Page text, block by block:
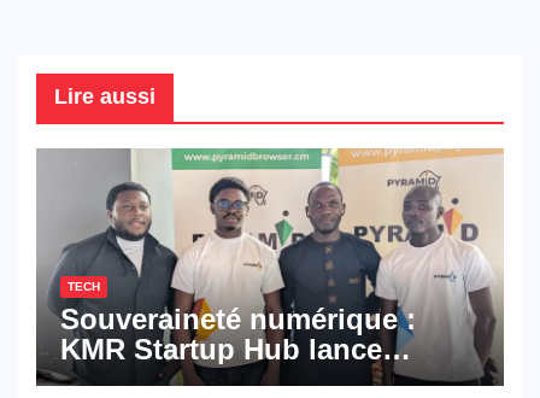
Lire aussi
TECH
Souveraineté numérique :
KMR Startup Hub lance
Pyramid Browser et Pyramid